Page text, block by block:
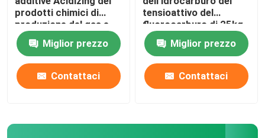
prodotti chimici di
produzione del gas e
del petrolio
Miglior prezzo
Contattaci
tensioattivo del
fluorocarburo di 25kg
200kg contribuiscono
a scaricare l'agente
Miglior prezzo
Contattaci